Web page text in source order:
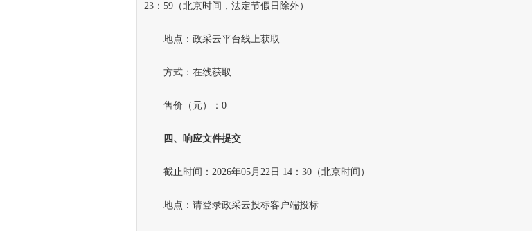
23：59（北京时间，法定节假日除外）
地点：政采云平台线上获取
方式：在线获取
售价（元）：0
四、响应文件提交
截止时间：2026年05月22日 14：30（北京时间）
地点：请登录政采云投标客户端投标